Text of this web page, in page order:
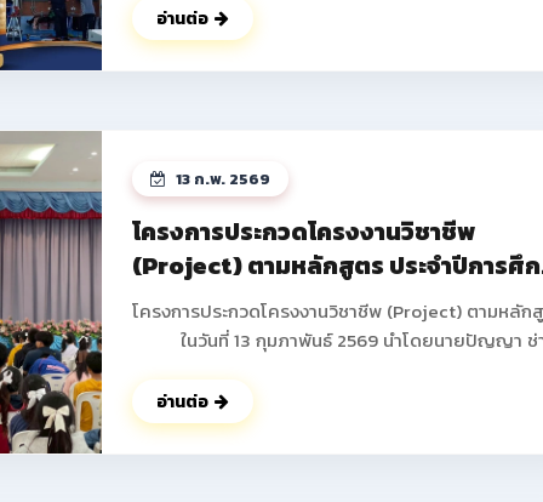
ณ จังหวัดบุรีรัมย์ โดยได้รับรางวัลกลับมาสู่รั้ววิทยาลัย
อาชีพฝาง ดังนี้ 1.ทักษะการติดตั้งไฟฟ้าและควบคุมไฟฟ้า
ระดับประกาศนียบัตรวิชาชีพ (ปวช.) ระดับชาติ ได้รับรางวัล
นายอดิศร ฐิติธรรมรัตน์ 2.ทักษะงานฝึกฝีมือเชิงสร้างสรรค์
ระดับประกาศนียบัตรวิชาชีพ (ปวช.) ระดับชาติ ได้รับรางวัล
รองชนะเลิศ อันดับ 3 มาตรฐานระดับเหรียญทองแดง นาย
ปอนด์ ปากน้อย นักเรียน ชั้น ปวช.1 สาขาวิชาช่างยนต์ ครูผู้
ควบคุม นายสงกรานต์ คำดา ดูรูปภาพเพิมเติม
>> https://www.facebook.com/share/p/
อ่านต่อ
13 ก.พ. 2569
โครงการประกวดโครงงานวิชาชีพ
(Project) ตามหลักสูตร ประจำปีการศึ
2568
โครงการประกวดโครงงานวิชาชีพ (Project) ตามหลัก
ในวันที่ 13 กุมภาพันธ์ 2569 นำโดยนายปัญญา ช่
บริหาร คณะครูทุกท่านได้ดำเนินการจัดกิจกรรมโครงกา
ประกวดโครงงานวิชาชีพ (Project) ตามหลักสูตร ภาค
เรียนที่ 2 ประจำปีการศึกษา 2568 เพื่อให้นักเรียน นักศึ
อ่านต่อ